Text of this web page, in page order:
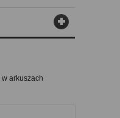
arkuszach